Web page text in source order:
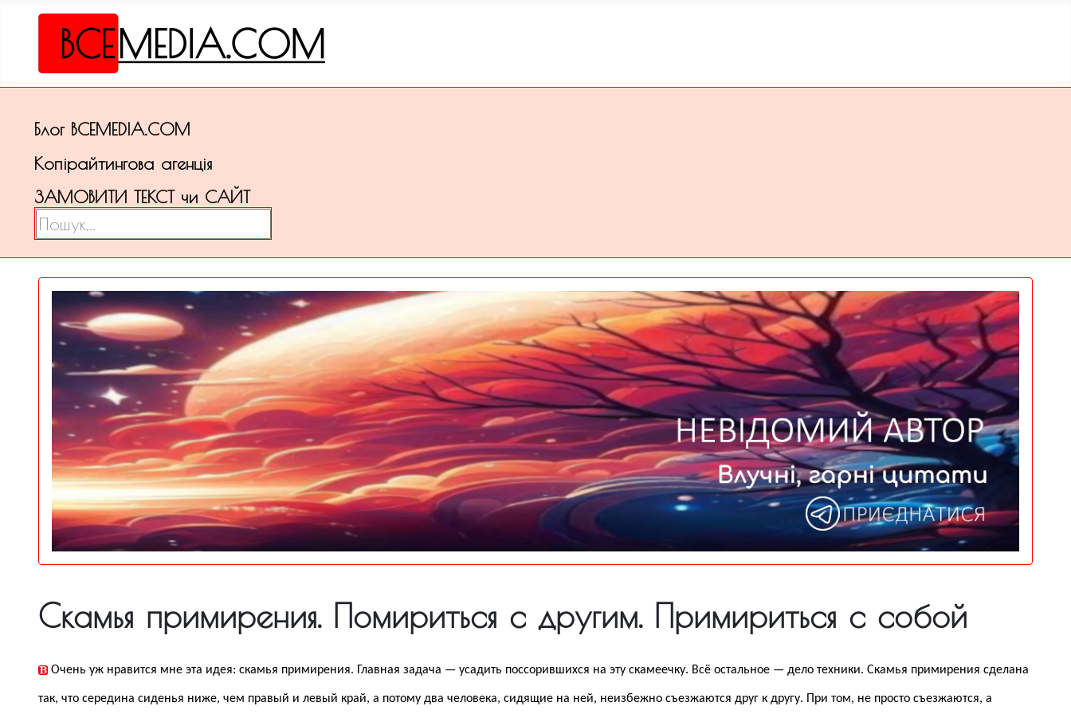
Блог ВСЕМЕDІА.COM
Копірайтингова агенція
ЗАМОВИТИ ТЕКСТ чи САЙТ
Пошук
Скамья примирения. Помириться с другим. Примириться с собой
Очень уж нравится мне эта идея: скамья примирения. Главная задача — усадить поссорившихся на эту скамеечку. Всё остальное — дело техники. Скамья примирения сделана
так, что середина сиденья ниже, чем правый и левый край, а потому два человека, сидящие на ней, неизбежно съезжаются друг к другу. При том, не просто съезжаются, а